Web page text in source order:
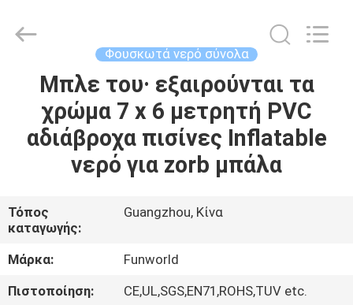
ΣΠΊΤΙ
ΠΡΟΪΌΝΤΑ
ΠΕΡΊΠΟΥ
ΕΜΕΊΣ
Inflatables
Limited.
Φουσκωτά νερό σύνολα
Μπλε του· εξαιρούνται τα
χρώμα 7 x 6 μετρητή PVC
αδιάβροχα πισίνες Inflatable
νερό για zorb μπάλα
Τόπος
καταγωγής:
Guangzhou, Κίνα
Μάρκα:
Funworld
Πιστοποίηση:
CE,UL,SGS,EN71,ROHS,TUV etc.